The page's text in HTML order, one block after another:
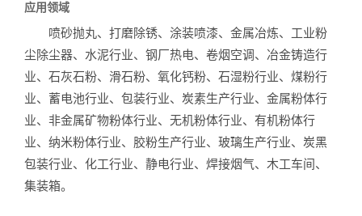
应用领域
喷砂抛丸、打磨除锈、涂装喷漆、金属冶炼、工业粉
尘除尘器、水泥行业、钢厂热电、卷烟空调、冶金铸造行
业、石灰石粉、滑石粉、氧化钙粉、石湿粉行业、煤粉行
业、蓄电池行业、包装行业、炭素生产行业、金属粉体行
业、非金属矿物粉体行业、无机粉体行业、有机粉体行
业、纳米粉体行业、胶粉生产行业、玻璃生产行业、炭黑
包装行业、化工行业、静电行业、焊接烟气、木工车间、
集装箱。